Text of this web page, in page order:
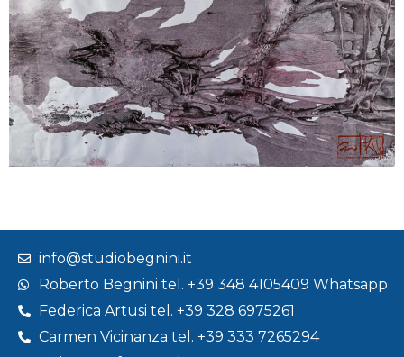
info@studiobegnini.it
Roberto Begnini tel. +39 348 4105409 Whatsapp
Federica Artusi tel. +39 328 6975261
Carmen Vicinanza tel. +39 333 7265294